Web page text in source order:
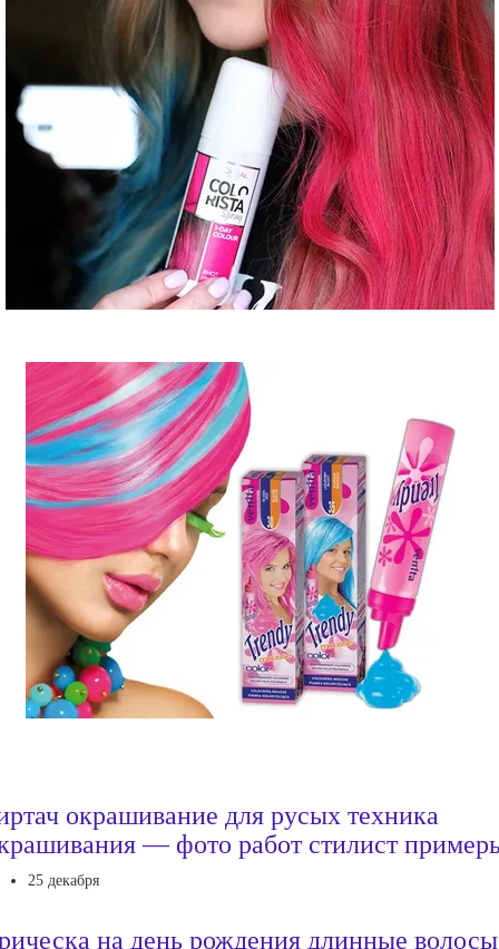
окрашивание для русых техника
— фото работ стилист
25 декабря
на день рождения длинные волосы